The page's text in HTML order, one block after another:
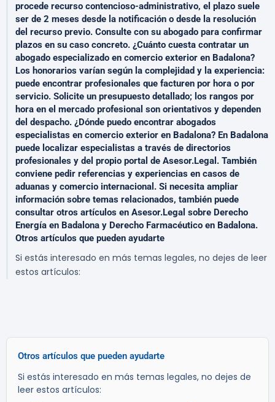
procede recurso contencioso-administrativo, el plazo suele
ser de 2 meses desde la notificación o desde la resolución
del recurso previo. Consulte con su abogado para confirmar
plazos en su caso concreto. ¿Cuánto cuesta contratar un
abogado especializado en comercio exterior en Badalona?
Los honorarios varían según la complejidad y la experiencia:
puede encontrar profesionales que facturen por hora o por
servicio. Solicite un presupuesto detallado; los rangos por
hora en el mercado profesional son orientativos y dependen
del despacho. ¿Dónde puedo encontrar abogados
especialistas en comercio exterior en Badalona? En Badalona
puede localizar especialistas a través de directorios
profesionales y del propio portal de Asesor.Legal. También
conviene pedir referencias y experiencias en casos de
aduanas y comercio internacional. Si necesita ampliar
información sobre temas relacionados, también puede
consultar otros artículos en Asesor.Legal sobre Derecho
Energía en Badalona y Derecho Farmacéutico en Badalona.
Otros artículos que pueden ayudarte
Si estás interesado en más temas legales, no dejes de leer
estos artículos:
Otros artículos que pueden ayudarte
Si estás interesado en más temas legales, no dejes de
leer estos artículos: